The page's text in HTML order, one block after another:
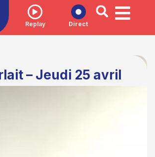
Replay Direct
– Jeudi 25 avril